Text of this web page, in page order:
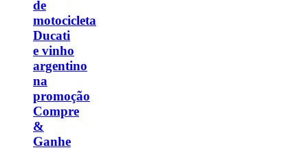
de
motocicleta
Ducati
e vinho
argentino
na
promoção
Compre
&
Ganhe